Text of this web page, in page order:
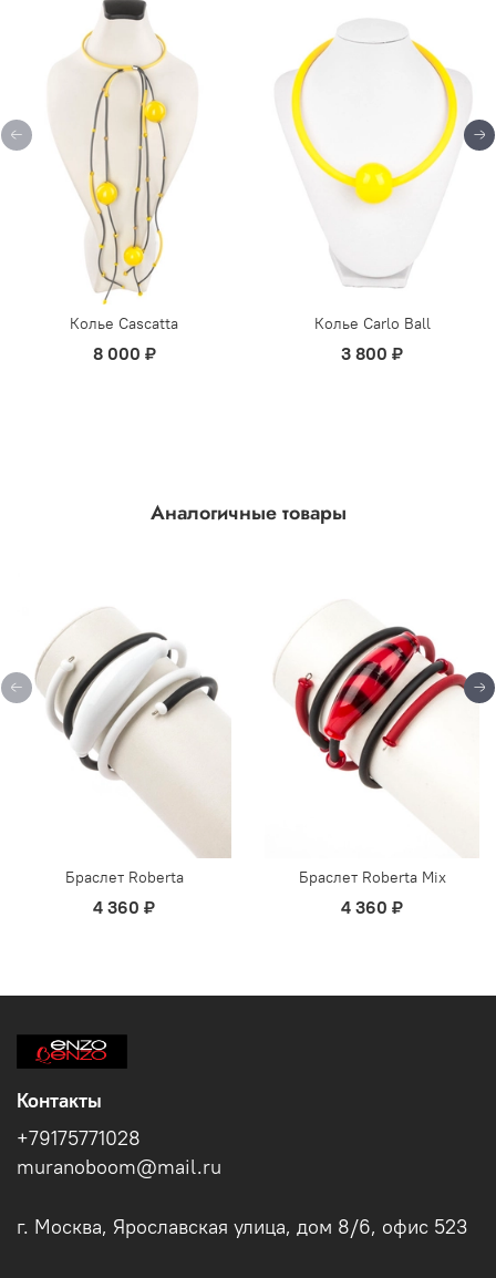
Колье Cascatta
8 000 ₽
Колье Carlo Ball
3 800 ₽
Аналогичные товары
Браслет Roberta
4 360 ₽
Браслет Roberta Mix
4 360 ₽
Контакты
+79175771028
muranoboom@mail.ru
г. Москва, Ярославская улица, дом 8/6, офис 523